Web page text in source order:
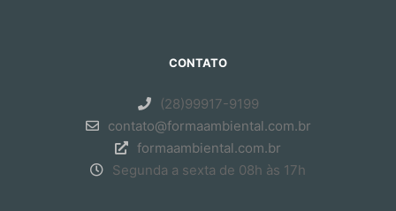
CONTATO
(28)99917-9199
contato@formaambiental.com.br
formaambiental.com.br
Segunda a sexta de 08h às 17h